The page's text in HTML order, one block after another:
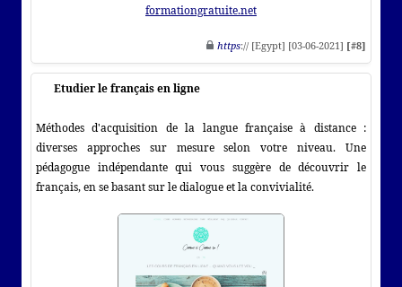
formationgratuite.net
https:// [Egypt] [03-06-2021] [#8]
Etudier le français en ligne
Méthodes d'acquisition de la langue française à distance :
diverses approches sur mesure selon votre niveau. Une
pédagogue indépendante qui vous suggère de découvrir le
français, en se basant sur le dialogue et la convivialité.